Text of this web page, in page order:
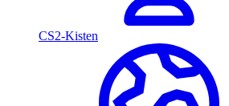
CS2-Kisten